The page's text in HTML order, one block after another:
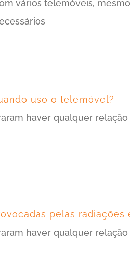
vários telemóveis,
uso o telemóvel?
haver qualquer
pelas radiações
haver qualquer